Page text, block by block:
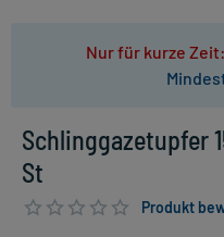
Nur für kurze Zeit:
Schlinggazetupfer
St
Produkt